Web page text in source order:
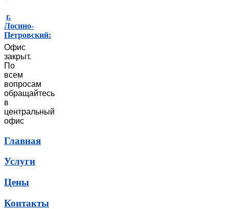
г.
Лосино-
Петровский:
Офис
закрыт.
По
всем
вопросам
обращайтесь
в
центральный
офис
Главная
Услуги
Цены
Контакты